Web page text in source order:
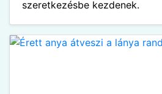
szeretkezésbe kezdenek.